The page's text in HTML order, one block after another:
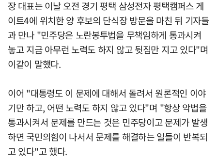
장 대표는 이날 오전 경기 평택 삼성전자 평택캠퍼스 게
이트4에 위치한 양 후보의 단식장 방문을 마친 뒤 기자들
과 만나 "민주당은 노란봉투법을 무책임하게 통과시켜
놓고 지금 아무런 노력도 하지 않고 뒷짐만 지고 있다"며
이같이 말했다.
이어 "대통령도 이 문제에 대해서 돌려서 원론적인 이야
기만 하고, 어떤 노력도 하지 않고 있다"며 "항상 악법을
통과시켜서 문제를 만드는 것은 민주당이고 문제가 발생
하면 국민의힘이 나서서 문제를 해결하는 일들이 반복되
고 있다"고 했다.